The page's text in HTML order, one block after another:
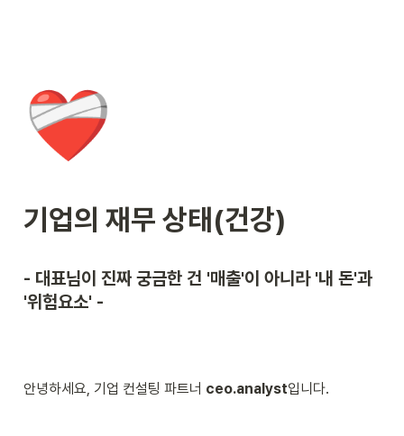
❤️‍🩹
기업의 재무 상태(건강)
- 대표님이 진짜 궁금한 건 '매출'이 아니라 '내 돈'과
'위험요소' -
안녕하세요, 기업 컨설팅 파트너 ceo.analyst입니다.